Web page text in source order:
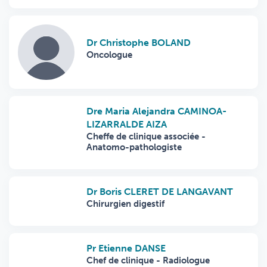
Dr Christophe BOLAND
Oncologue
Dre Maria Alejandra CAMINOA-
LIZARRALDE AIZA
Cheffe de clinique associée -
Anatomo-pathologiste
Dr Boris CLERET DE LANGAVANT
Chirurgien digestif
Pr Etienne DANSE
Chef de clinique - Radiologue